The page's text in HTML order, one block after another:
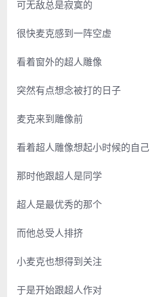
可无敌总是寂寞的
很快麦克感到一阵空虚
看着窗外的超人雕像
突然有点想念被打的日子
麦克来到雕像前
看着超人雕像想起小时候的自己
那时他跟超人是同学
超人是最优秀的那个
而他总受人排挤
小麦克也想得到关注
于是开始跟超人作对